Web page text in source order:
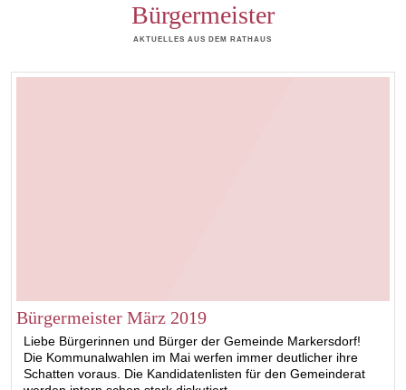
Bürgermeister
AKTUELLES AUS DEM RATHAUS
Bürgermeister März 2019
Liebe Bürgerinnen und Bürger der Gemeinde Markersdorf!
Die Kommunalwahlen im Mai werfen immer deutlicher ihre
Schatten voraus. Die Kandidatenlisten für den Gemeinderat